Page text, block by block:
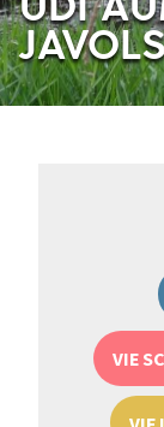
UDI
VIE